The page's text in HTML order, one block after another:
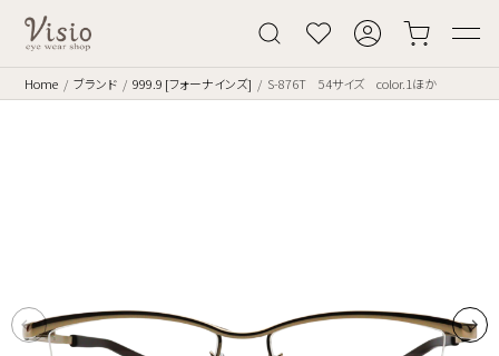
Home ブランド 999.9 [フォーナインズ] S-876T 54サイズ color.1ほか